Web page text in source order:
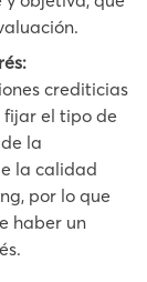
crediticias
el tipo de
la
la calidad
por lo que
haber un